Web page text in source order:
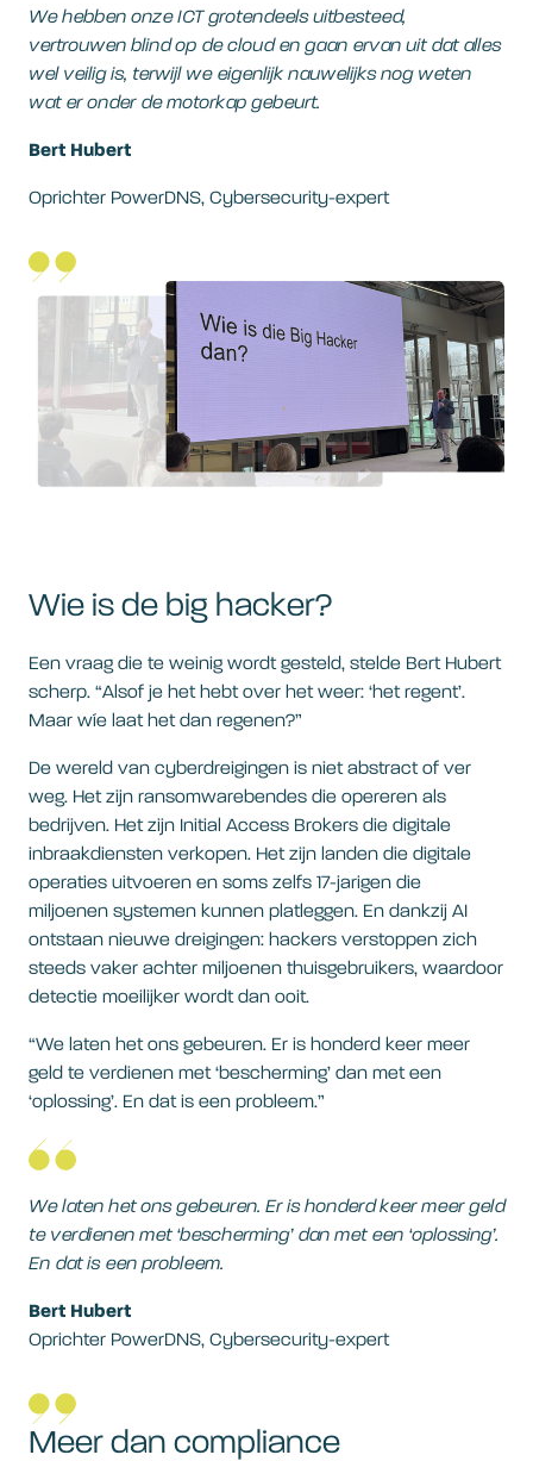
We hebben onze ICT grotendeels uitbesteed,
vertrouwen blind op de cloud en gaan ervan uit dat alles
wel veilig is, terwijl we eigenlijk nauwelijks nog weten
wat er onder de motorkap gebeurt.
Bert Hubert
Oprichter PowerDNS, Cybersecurity-expert
Wie is de big hacker?
Een vraag die te weinig wordt gesteld, stelde Bert Hubert
scherp. “Alsof je het hebt over het weer: ‘het regent’.
Maar wíe laat het dan regenen?”
De wereld van cyberdreigingen is niet abstract of ver
weg. Het zijn ransomwarebendes die opereren als
bedrijven. Het zijn Initial Access Brokers die digitale
inbraakdiensten verkopen. Het zijn landen die digitale
operaties uitvoeren en soms zelfs 17-jarigen die
miljoenen systemen kunnen platleggen. En dankzij AI
ontstaan nieuwe dreigingen: hackers verstoppen zich
steeds vaker achter miljoenen thuisgebruikers, waardoor
detectie moeilijker wordt dan ooit.
“We laten het ons gebeuren. Er is honderd keer meer
geld te verdienen met ‘bescherming’ dan met een
‘oplossing’. En dat is een probleem.”
We laten het ons gebeuren. Er is honderd keer meer geld
te verdienen met ‘bescherming’ dan met een ‘oplossing’.
En dat is een probleem.
Bert Hubert
Oprichter PowerDNS, Cybersecurity-expert
Meer dan compliance